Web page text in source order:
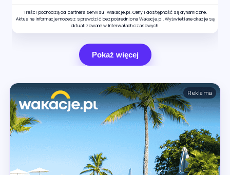
Treści pochodzą od partnera serwisu: Wakacje.pl. Ceny i dostępność są dynamiczne.
Aktualne informacje możesz sprawdzić bezpośrednio na Wakacje.pl. Wyświetlane okazje są
aktualizowane w interwałach czasowych.
Pokaż więcej
Reklama